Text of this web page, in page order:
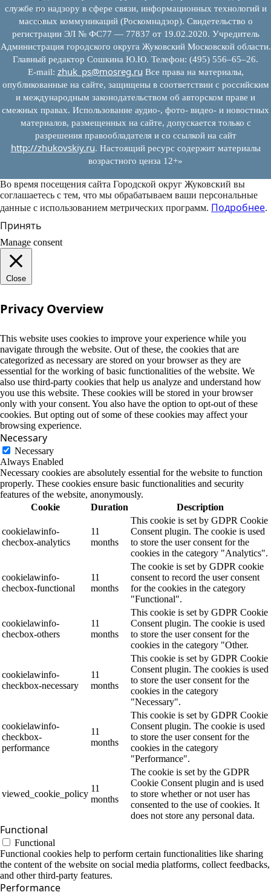
Муниципально-частное партнерство
Новости инвестиций
службе по надзору в сфере связи, информационных технологий и
массовых коммуникаций (Роскомнадзор). Свидетельство о
регистрации ЭЛ № ФС77 — 77837 от 19.02.2020. Учредитель
Администрация городского округа Жуковский Московской области.
Главный редактор Сошкина Ю.Ю. Телефон: (495) 556–65–26.
E‑mail: zhuk_ps@mosreg.ru Все права на материалы,
опубликованные на сайте, защищены в соответствии с российским
и международным законодательством об авторском праве и
смежных правах. Использование аудио-, фото- видео- и новостных
материалов, размещенных на сайте, допускается только с
разрешения правообладателя и со ссылкой на сайт
http://zhukovskiy.ru. Настоящий ресурс содержит материалы
возрастного ценза 12+»
Во время посещения сайта Городской округ Жуковский вы
соглашаетесь с тем, что мы обрабатываем ваши персональные
данные с использованием метрических программ. Подробнее.
Принять
Manage consent
Close
Privacy Overview
This website uses cookies to improve your experience while you
navigate through the website. Out of these, the cookies that are
categorized as necessary are stored on your browser as they are
essential for the working of basic functionalities of the website. We
also use third-party cookies that help us analyze and understand how
you use this website. These cookies will be stored in your browser
only with your consent. You also have the option to opt-out of these
cookies. But opting out of some of these cookies may affect your
browsing experience.
Necessary
Necessary
Always Enabled
Necessary cookies are absolutely essential for the website to function
properly. These cookies ensure basic functionalities and security
features of the website, anonymously.
Cookie
Duration Description
cookielawinfo-
checbox-analytics
11
months
This cookie is set by GDPR Cookie
Consent plugin. The cookie is used
to store the user consent for the
cookies in the category "Analytics".
cookielawinfo-
checbox-functional
11
months
The cookie is set by GDPR cookie
consent to record the user consent
for the cookies in the category
"Functional".
cookielawinfo-
checbox-others
11
months
This cookie is set by GDPR Cookie
Consent plugin. The cookie is used
to store the user consent for the
cookies in the category "Other.
cookielawinfo-
checkbox-necessary
11
months
This cookie is set by GDPR Cookie
Consent plugin. The cookies is used
to store the user consent for the
cookies in the category
"Necessary".
cookielawinfo-
checkbox-
performance
11
months
This cookie is set by GDPR Cookie
Consent plugin. The cookie is used
to store the user consent for the
cookies in the category
"Performance".
viewed_cookie_policy
11
months
The cookie is set by the GDPR
Cookie Consent plugin and is used
to store whether or not user has
consented to the use of cookies. It
does not store any personal data.
Functional
Functional
Functional cookies help to perform certain functionalities like sharing
the content of the website on social media platforms, collect feedbacks,
and other third-party features.
Performance